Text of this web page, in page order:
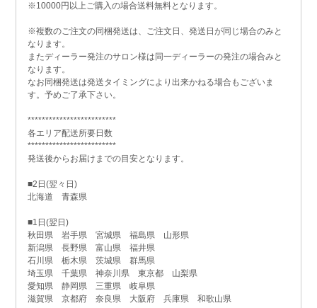
※10000円以上ご購入の場合送料無料となります。
※複数のご注文の同梱発送は、ご注文日、発送日が同じ場合のみと
なります。
またディーラー発注のサロン様は同一ディーラーの発注の場合みと
なります。
なお同梱発送は発送タイミングにより出来かねる場合もございま
す。予めご了承下さい。
*************************
各エリア配送所要日数
*************************
発送後からお届けまでの目安となります。
■2日(翌々日)
北海道 青森県
■1日(翌日)
秋田県 岩手県 宮城県 福島県 山形県
新潟県 長野県 富山県 福井県
石川県 栃木県 茨城県 群馬県
埼玉県 千葉県 神奈川県 東京都 山梨県
愛知県 静岡県 三重県 岐阜県
滋賀県 京都府 奈良県 大阪府 兵庫県 和歌山県